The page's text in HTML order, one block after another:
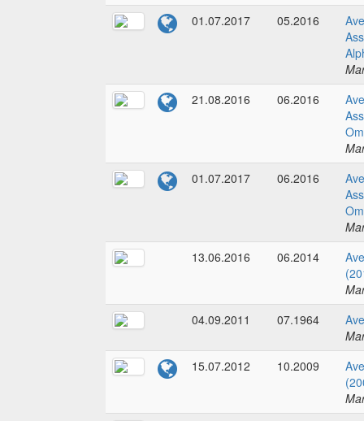
01.07.2017
05.2016
21.08.2016
06.2016
01.07.2017
06.2016
13.06.2016
06.2014
04.09.2011
07.1964
15.07.2012
10.2009